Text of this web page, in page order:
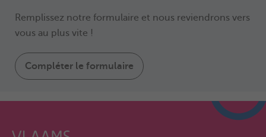
Remplissez notre formulaire et nous reviendrons vers
vous au plus vite !
Compléter le formulaire